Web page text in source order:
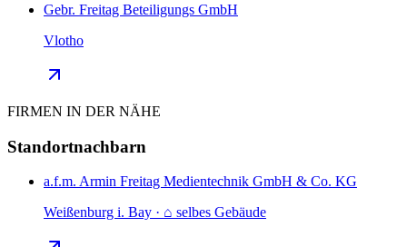
Gebr. Freitag Beteiligungs GmbH
Vlotho
FIRMEN IN DER NÄHE
Standortnachbarn
a.f.m. Armin Freitag Medientechnik GmbH & Co. KG
Weißenburg i. Bay · ⌂ selbes Gebäude